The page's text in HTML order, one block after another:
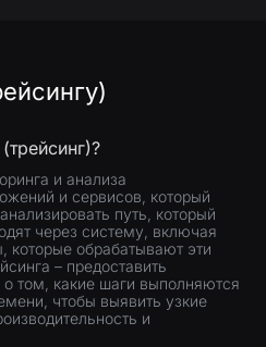
и анализа
и сервисов, который
путь, который
через систему, включая
которые обрабатывают эти
– предоставить
о том, какие шаги выполняются
чтобы выявить узкие
и